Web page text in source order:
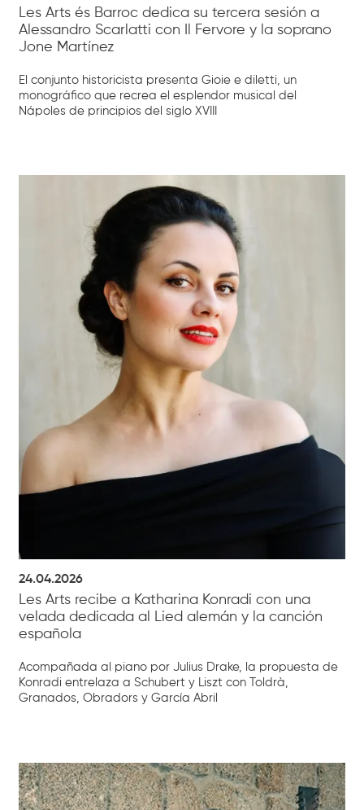
Les Arts és Barroc dedica su tercera sesión a
Alessandro Scarlatti con Il Fervore y la soprano
Jone Martínez
El conjunto historicista presenta Gioie e diletti, un
monográfico que recrea el esplendor musical del
Nápoles de principios del siglo XVIII
24.04.2026
Les Arts recibe a Katharina Konradi con una
velada dedicada al Lied alemán y la canción
española
Acompañada al piano por Julius Drake, la propuesta de
Konradi entrelaza a Schubert y Liszt con Toldrà,
Granados, Obradors y García Abril